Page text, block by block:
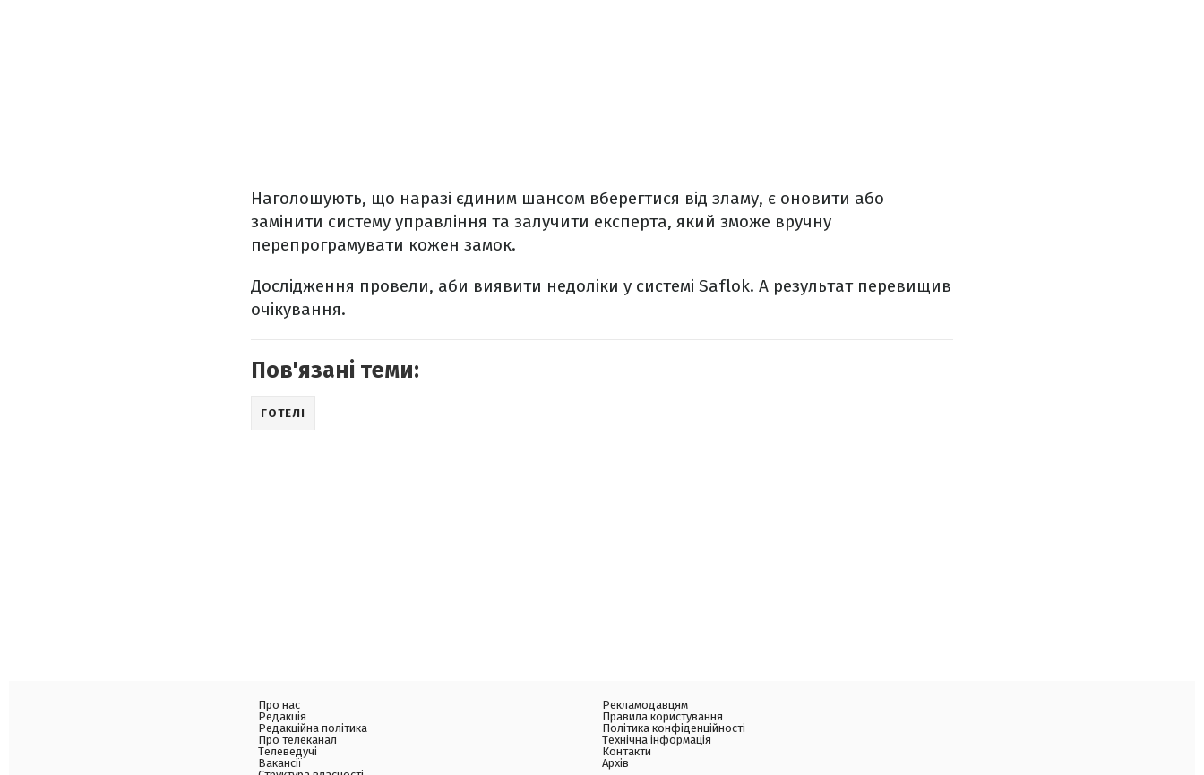
Наголошують, що наразі єдиним шансом вберегтися від зламу, є оновити або
замінити систему управління та залучити експерта, який зможе вручну
перепрограмувати кожен замок.
Дослідження провели, аби виявити недоліки у системі Saflok. А результат перевищив
очікування.
Пов'язані теми:
ГОТЕЛІ
Про нас
Редакція
Редакційна політика
Про телеканал
Телеведучі
Вакансії
Рекламодавцям
Правила користування
Політика конфіденційності
Технічна інформація
Контакти
Архів